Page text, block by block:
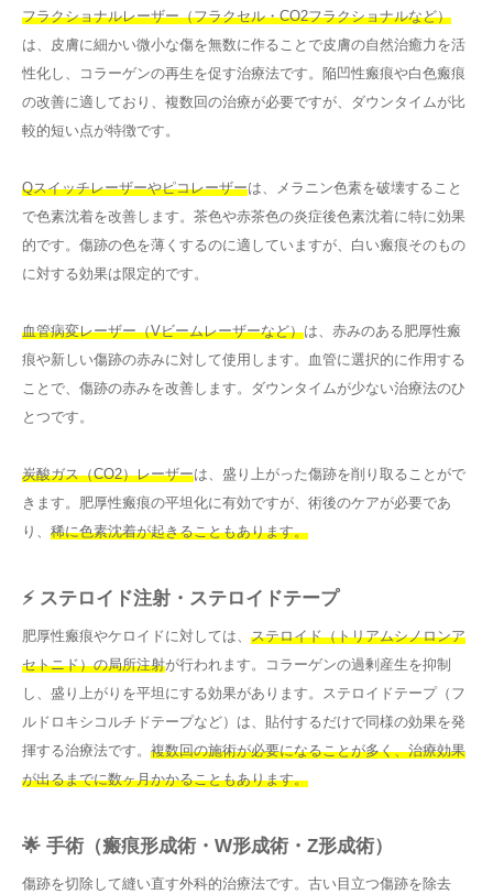
フラクショナルレーザー（フラクセル・CO2フラクショナルなど）
は、皮膚に細かい微小な傷を無数に作ることで皮膚の自然治癒力を活
性化し、コラーゲンの再生を促す治療法です。陥凹性瘢痕や白色瘢痕
の改善に適しており、複数回の治療が必要ですが、ダウンタイムが比
較的短い点が特徴です。
Qスイッチレーザーやピコレーザーは、メラニン色素を破壊すること
で色素沈着を改善します。茶色や赤茶色の炎症後色素沈着に特に効果
的です。傷跡の色を薄くするのに適していますが、白い瘢痕そのもの
に対する効果は限定的です。
血管病変レーザー（Vビームレーザーなど）は、赤みのある肥厚性瘢
痕や新しい傷跡の赤みに対して使用します。血管に選択的に作用する
ことで、傷跡の赤みを改善します。ダウンタイムが少ない治療法のひ
とつです。
炭酸ガス（CO2）レーザーは、盛り上がった傷跡を削り取ることがで
きます。肥厚性瘢痕の平坦化に有効ですが、術後のケアが必要であ
り、 稀に色素沈着が起きることもあります。
⚡ ステロイド注射・ステロイドテープ
肥厚性瘢痕やケロイドに対しては、 ステロイド（トリアムシノロンア
セトニド）の局所注射が行われます。コラーゲンの過剰産生を抑制
し、盛り上がりを平坦にする効果があります。ステロイドテープ（フ
ルドロキシコルチドテープなど）は、貼付するだけで同様の効果を発
揮する治療法です。 複数回の施術が必要になることが多く、治療効果
が出るまでに数ヶ月かかることもあります。
🌟 手術（瘢痕形成術・W形成術・Z形成術）
傷跡を切除して縫い直す外科的治療法です。古い目立つ傷跡を除去